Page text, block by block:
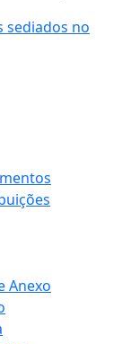
sediados no
Anexo